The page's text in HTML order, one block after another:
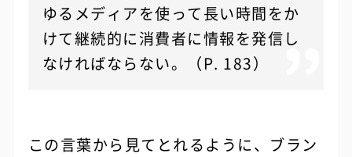
ゆるメディアを使って長い時間をか
けて継続的に消費者に情報を発信し
なければならない。（P. 183）
この言葉から見てとれるように、ブラン